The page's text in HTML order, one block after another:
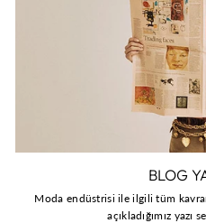
BLOG
Moda endüstrisi ile ilgili tüm
açıkladığımız yazı